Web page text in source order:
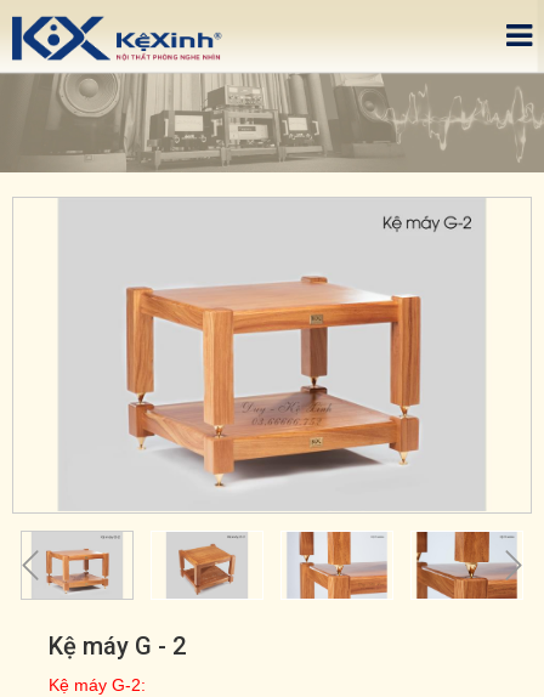
Kệ máy G - 2
Kệ máy G-2: